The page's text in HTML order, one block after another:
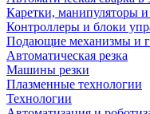
Каретки, манипуляторы
Контроллеры и блоки
Подающие механизмы и
Автоматическая резка
Машины резки
Плазменные технологии
Технологии